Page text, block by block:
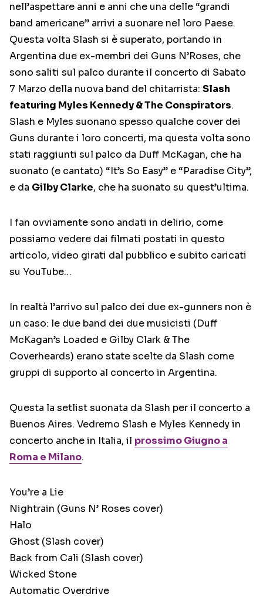
nell’aspettare anni e anni che una delle “grandi
band americane” arrivi a suonare nel loro Paese.
Questa volta Slash si è superato, portando in
Argentina due ex-membri dei Guns N’Roses, che
sono saliti sul palco durante il concerto di Sabato
7 Marzo della nuova band del chitarrista: Slash
featuring Myles Kennedy & The Conspirators.
Slash e Myles suonano spesso qualche cover dei
Guns durante i loro concerti, ma questa volta sono
stati raggiunti sul palco da Duff McKagan, che ha
suonato (e cantato) “It’s So Easy” e “Paradise City”,
e da Gilby Clarke, che ha suonato su quest’ultima.
I fan ovviamente sono andati in delirio, come
possiamo vedere dai filmati postati in questo
articolo, video girati dal pubblico e subito caricati
su YouTube…
In realtà l’arrivo sul palco dei due ex-gunners non è
un caso: le due band dei due musicisti (Duff
McKagan’s Loaded e Gilby Clark & The
Coverheards) erano state scelte da Slash come
gruppi di supporto al concerto in Argentina.
Questa la setlist suonata da Slash per il concerto a
Buenos Aires. Vedremo Slash e Myles Kennedy in
concerto anche in Italia, il prossimo Giugno a
Roma e Milano.
You’re a Lie
Nightrain (Guns N’ Roses cover)
Halo
Ghost (Slash cover)
Back from Cali (Slash cover)
Wicked Stone
Automatic Overdrive